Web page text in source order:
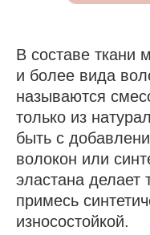
В составе ткани
и более вида
называются
только из
быть с
волокон или
эластана делает
примесь
износостойкой.